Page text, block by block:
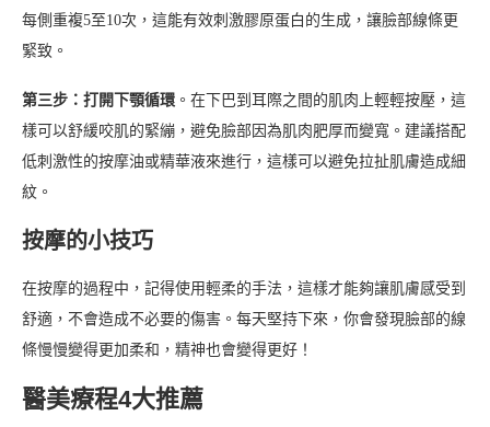
每側重複5至10次，這能有效刺激膠原蛋白的生成，讓臉部線條更
緊致。
第三步：打開下顎循環 。在下巴到耳際之間的肌肉上輕輕按壓，這
樣可以舒緩咬肌的緊繃，避免臉部因為肌肉肥厚而變寬。建議搭配
低刺激性的按摩油或精華液來進行，這樣可以避免拉扯肌膚造成細
紋。
按摩的小技巧
在按摩的過程中，記得使用輕柔的手法，這樣才能夠讓肌膚感受到
舒適，不會造成不必要的傷害。每天堅持下來，你會發現臉部的線
條慢慢變得更加柔和，精神也會變得更好！
醫美療程4大推薦